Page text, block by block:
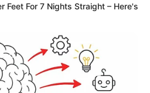
Feet For 7 Nights Straight – Here's